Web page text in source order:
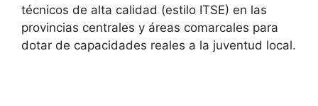
técnicos de alta calidad (estilo ITSE) en las
provincias centrales y áreas comarcales para
dotar de capacidades reales a la juventud local.